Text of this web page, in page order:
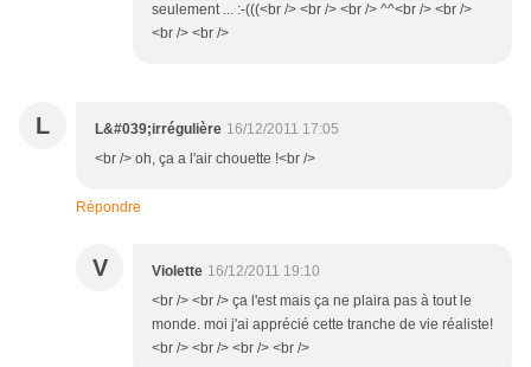
seulement ... :-(((<br /> <br /> <br /> ^^<br /> <br />
<br /> <br />
L L&#039;irrégulière 16/12/2011 17:05
<br /> oh, ça a l'air chouette !<br />
Répondre
V Violette 16/12/2011 19:10
<br /> <br /> ça l'est mais ça ne plaira pas à tout le
monde. moi j'ai apprécié cette tranche de vie réaliste!
<br /> <br /> <br /> <br />